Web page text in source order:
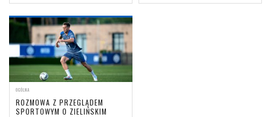
OGÓLNA
ROZMOWA Z PRZEGLĄDEM
SPORTOWYM O ZIELIŃSKIM